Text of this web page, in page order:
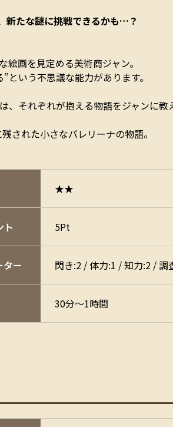
新たな謎に挑戦できるかも…？
絵画を見定める美術商ジャン。
という不思議な能力があります。
、それぞれが抱える物語をジャンに教
された小さなバレリーナの物語。
★★
ト 5Pt
ター 閃き:2 / 体力:1 / 知力:2 / 調
30分～1時間